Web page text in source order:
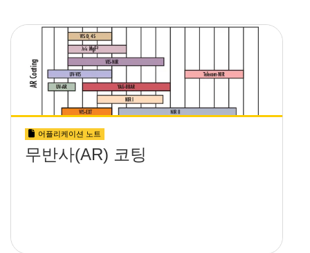
어플리케이션 노트
무반사(AR) 코팅